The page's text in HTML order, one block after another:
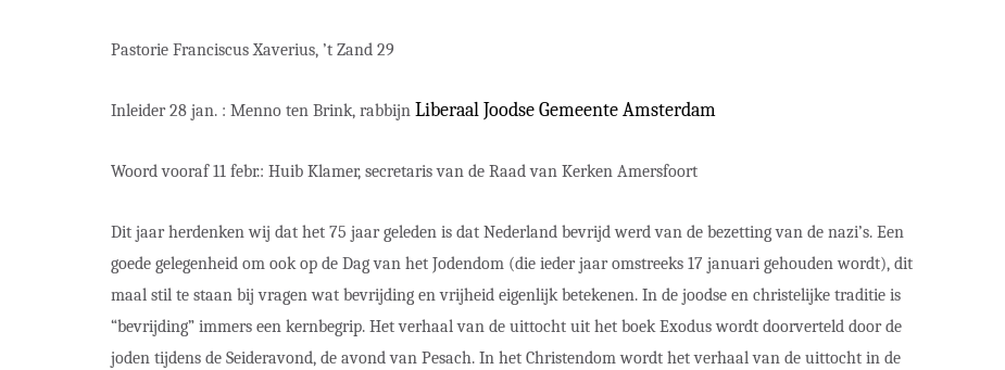
Pastorie Franciscus Xaverius, ’t Zand 29
Inleider 28 jan. : Menno ten Brink, rabbijn Liberaal Joodse Gemeente Amsterdam
Woord vooraf 11 febr.: Huib Klamer, secretaris van de Raad van Kerken Amersfoort
Dit jaar herdenken wij dat het 75 jaar geleden is dat Nederland bevrijd werd van de bezetting van de nazi’s. Een
goede gelegenheid om ook op de Dag van het Jodendom (die ieder jaar omstreeks 17 januari gehouden wordt), dit
maal stil te staan bij vragen wat bevrijding en vrijheid eigenlijk betekenen. In de joodse en christelijke traditie is
“bevrijding” immers een kernbegrip. Het verhaal van de uittocht uit het boek Exodus wordt doorverteld door de
joden tijdens de Seideravond, de avond van Pesach. In het Christendom wordt het verhaal van de uittocht in de